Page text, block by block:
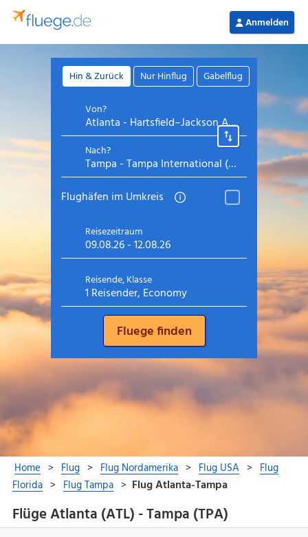
Flüge Atlanta (ATL) - Tampa (TPA)